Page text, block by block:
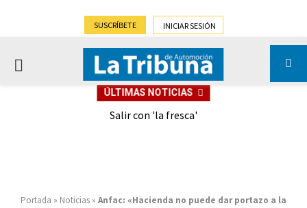
SUSCRÍBETE INICIAR SESIÓN
PRIMARY
ÚLTIMAS NOTICIAS
Salir con 'la fresca'
Portada » Noticias » Anfac: «Hacienda no puede dar portazo a la